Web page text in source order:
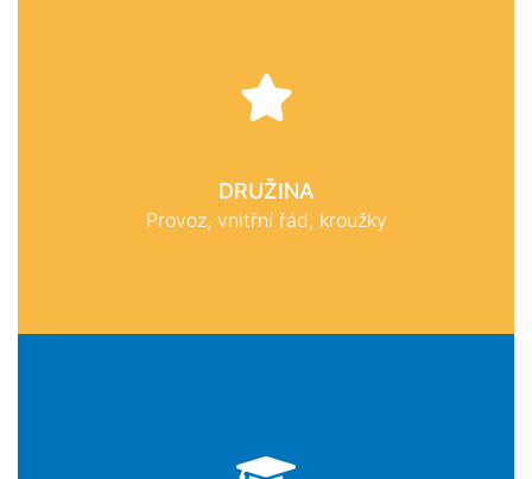
DRUŽINA
Provoz, vnitřní řád, kroužky